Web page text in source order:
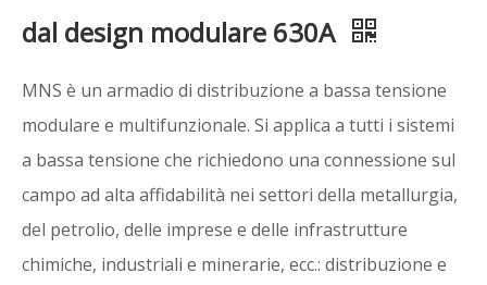
dal design modulare 630A
MNS è un armadio di distribuzione a bassa tensione
modulare e multifunzionale. Si applica a tutti i sistemi
a bassa tensione che richiedono una connessione sul
campo ad alta affidabilità nei settori della metallurgia,
del petrolio, delle imprese e delle infrastrutture
chimiche, industriali e minerarie, ecc.: distribuzione e